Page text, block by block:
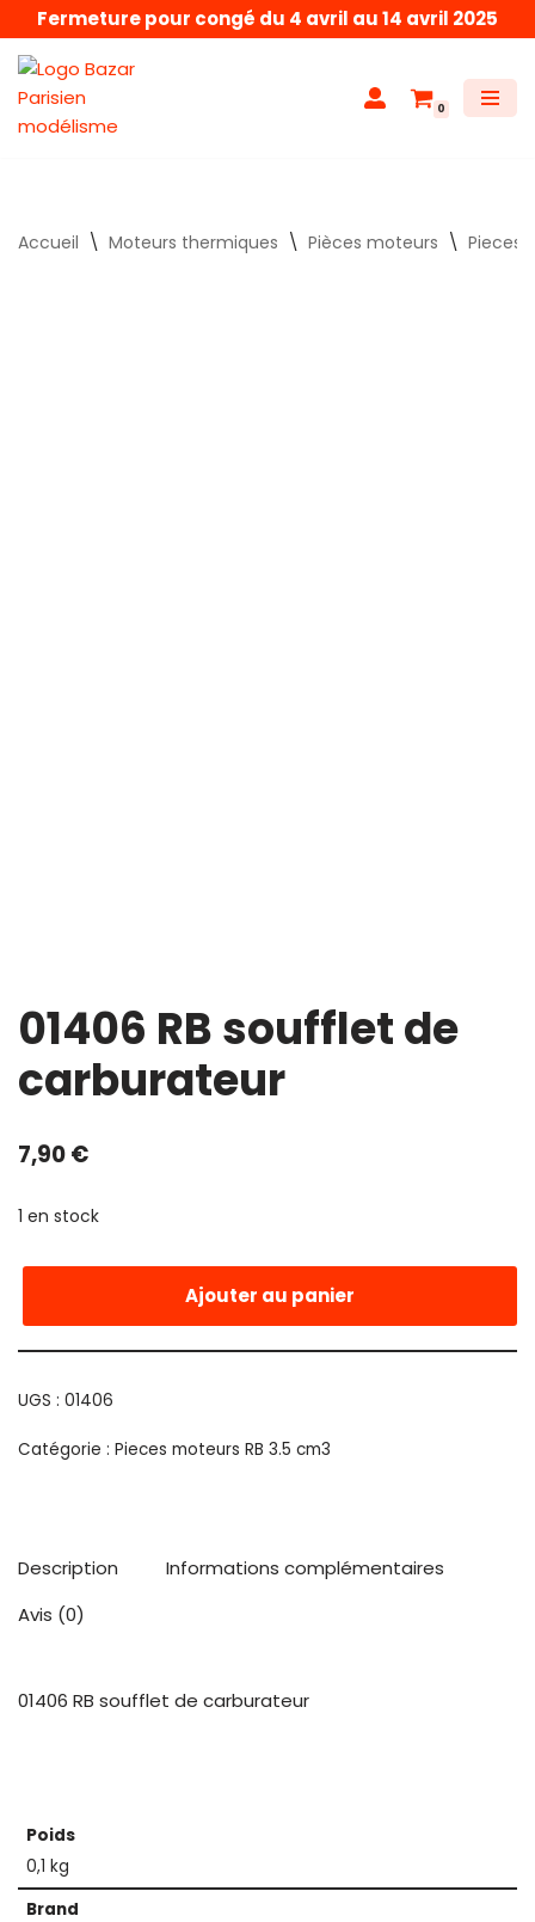
Aller
au
contenu
Fermeture pour congé du 4 avril au 14 avril 2025
0
Accueil \ Moteurs thermiques \ Pièces moteurs \ Pieces
01406 RB soufflet de
carburateur
7,90€
1 en stock
Ajouter au panier
UGS : 01406
Catégorie : Pieces moteurs RB 3.5 cm3
Description
Informations complémentaires
Avis (0)
01406 RB soufflet de carburateur
Poids
0,1 kg
Brand